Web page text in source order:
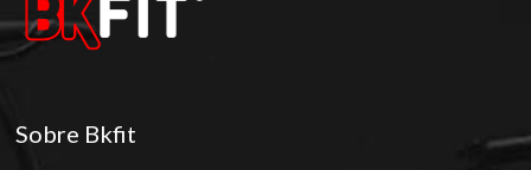
Sobre Bkfit